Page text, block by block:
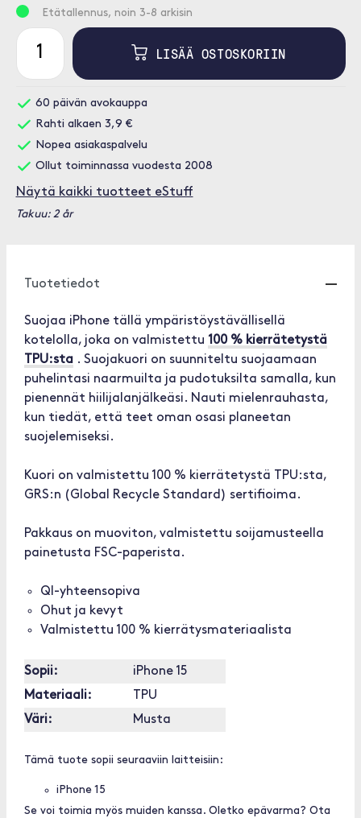
Etätallennus, noin 3-8 arkisin
LISÄÄ OSTOSKORIIN
60 päivän avokauppa
Rahti alkaen 3,9 €
Nopea asiakaspalvelu
Ollut toiminnassa vuodesta 2008
Näytä kaikki tuotteet eStuff
Takuu: 2 år
Tuotetiedot
Suojaa iPhone tällä ympäristöystävällisellä
kotelolla, joka on valmistettu 100 % kierrätetystä
TPU:sta . Suojakuori on suunniteltu suojaamaan
puhelintasi naarmuilta ja pudotuksilta samalla, kun
pienennät hiilijalanjälkeäsi. Nauti mielenrauhasta,
kun tiedät, että teet oman osasi planeetan
suojelemiseksi.
Kuori on valmistettu 100 % kierrätetystä TPU:sta,
GRS:n (Global Recycle Standard) sertifioima.
Pakkaus on muoviton, valmistettu soijamusteella
painetusta FSC-paperista.
QI-yhteensopiva
Ohut ja kevyt
Valmistettu 100 % kierrätysmateriaalista
Sopii:
iPhone 15
Materiaali:
TPU
Väri:
Musta
Tämä tuote sopii seuraaviin laitteisiin:
iPhone 15
Se voi toimia myös muiden kanssa. Oletko epävarma? Ota